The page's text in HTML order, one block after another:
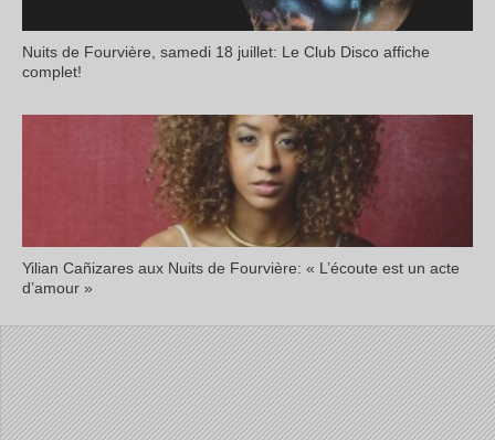
Nuits de Fourvière, samedi 18 juillet: Le Club Disco affiche
complet!
Yilian Cañizares aux Nuits de Fourvière: « L’écoute est un acte
d’amour »